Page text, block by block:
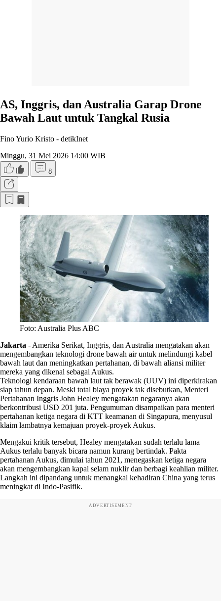
AS, Inggris, dan Australia Garap Drone
Bawah Laut untuk Tangkal Rusia
Fino Yurio Kristo - detikInet
Minggu, 31 Mei 2026 14:00 WIB
8
Foto: Australia Plus ABC
Jakarta - Amerika Serikat, Inggris, dan Australia mengatakan akan
mengembangkan teknologi drone bawah air untuk melindungi kabel
bawah laut dan meningkatkan pertahanan, di bawah aliansi militer
mereka yang dikenal sebagai Aukus.
Teknologi kendaraan bawah laut tak berawak (UUV) ini diperkirakan
siap tahun depan. Meski total biaya proyek tak disebutkan, Menteri
Pertahanan Inggris John Healey mengatakan negaranya akan
berkontribusi USD 201 juta. Pengumuman disampaikan para menteri
pertahanan ketiga negara di KTT keamanan di Singapura, menyusul
klaim lambatnya kemajuan proyek-proyek Aukus.
Mengakui kritik tersebut, Healey mengatakan sudah terlalu lama
Aukus terlalu banyak bicara namun kurang bertindak. Pakta
pertahanan Aukus, dimulai tahun 2021, menegaskan ketiga negara
akan mengembangkan kapal selam nuklir dan berbagi keahlian militer.
Langkah ini dipandang untuk menangkal kehadiran China yang terus
meningkat di Indo-Pasifik.
ADVERTISEMENT